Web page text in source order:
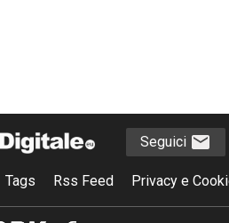
Seguici
Tags Rss Feed Privacy e